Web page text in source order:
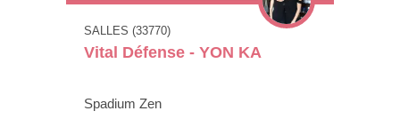
SALLES (33770)
Vital Défense - YON KA
Spadium Zen